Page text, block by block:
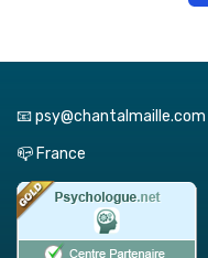
📧 psy@chantalmaille.com
📪 France